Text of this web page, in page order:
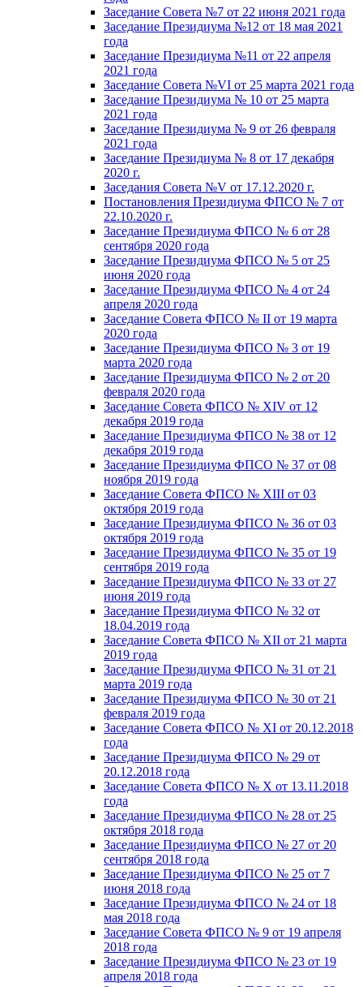
Заседание Совета №7 от 22 июня 2021 года
Заседание Президиума №12 от 18 мая 2021
года
Заседание Президиума №11 от 22 апреля
2021 года
Заседание Совета №VI от 25 марта 2021 года
Заседание Президиума № 10 от 25 марта
2021 года
Заседание Президиума № 9 от 26 февраля
2021 года
Заседание Президиума № 8 от 17 декабря
2020 г.
Заседания Совета №V от 17.12.2020 г.
Постановления Президиума ФПСО № 7 от
22.10.2020 г.
Заседание Президиума ФПСО № 6 от 28
сентября 2020 года
Заседание Президиума ФПСО № 5 от 25
июня 2020 года
Заседание Президиума ФПСО № 4 от 24
апреля 2020 года
Заседание Совета ФПСО № II от 19 марта
2020 года
Заседание Президиума ФПСО № 3 от 19
марта 2020 года
Заседание Президиума ФПСО № 2 от 20
февраля 2020 года
Заседание Совета ФПСО № XIV от 12
декабря 2019 года
Заседание Президиума ФПСО № 38 от 12
декабря 2019 года
Заседание Президиума ФПСО № 37 от 08
ноября 2019 года
Заседание Совета ФПСО № XIII от 03
октября 2019 года
Заседание Президиума ФПСО № 36 от 03
октября 2019 года
Заседание Президиума ФПСО № 35 от 19
сентября 2019 года
Заседание Президиума ФПСО № 33 от 27
июня 2019 года
Заседание Президиума ФПСО № 32 от
18.04.2019 года
Заседание Совета ФПСО № XII от 21 марта
2019 года
Заседание Президиума ФПСО № 31 от 21
марта 2019 года
Заседание Президиума ФПСО № 30 от 21
февраля 2019 года
Заседание Совета ФПСО № XI от 20.12.2018
года
Заседание Президиума ФПСО № 29 от
20.12.2018 года
Заседание Совета ФПСО № X от 13.11.2018
года
Заседание Президиума ФПСО № 28 от 25
октября 2018 года
Заседание Президиума ФПСО № 27 от 20
сентября 2018 года
Заседание Президиума ФПСО № 25 от 7
июня 2018 года
Заседание Президиума ФПСО № 24 от 18
мая 2018 года
Заседание Совета ФПСО № 9 от 19 апреля
2018 года
Заседание Президиума ФПСО № 23 от 19
апреля 2018 года